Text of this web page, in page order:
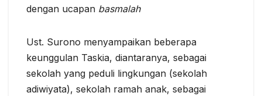
dengan ucapan basmalah
Ust. Surono menyampaikan beberapa
keunggulan Taskia, diantaranya, sebagai
sekolah yang peduli lingkungan (sekolah
adiwiyata), sekolah ramah anak, sebagai